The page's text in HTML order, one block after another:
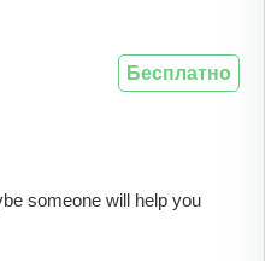
someone will help you
Бесплатно